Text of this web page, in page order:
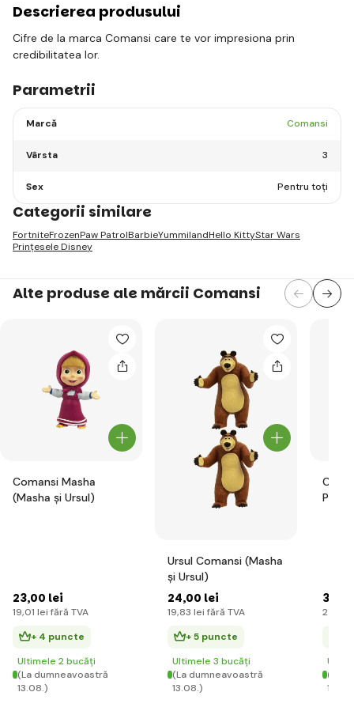
Descrierea produsului
Cifre de la marca Comansi care te vor impresiona prin
credibilitatea lor.
Parametrii
Marcă Comansi
Vârsta 3
Sex Pentru toți
Categorii similare
FortniteFrozenPaw PatrolBarbieYummilandHello KittyStar Wars
Prințesele Disney
Alte produse ale mărcii Comansi
Comansi Masha
(Masha și Ursul)
23,00 lei
19,01 lei fără TVA
+ 4 puncte
Ultimele 2 bucăți
(La dumneavoastră
13.08.)
Ursul Comansi (Masha
și Ursul)
24,00 lei
19,83 lei fără TVA
+ 5 puncte
Ultimele 3 bucăți
(La dumneavoastră
13.08.)
30
24
(La